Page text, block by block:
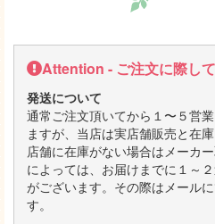
Attention - ご注文に際し
発送について
通常ご注文頂いてから１〜５営
ますが、当店は実店舗販売と在
店舗に在庫がない場合はメーカ
によっては、お届けまでに１～
がございます。その際はメール
す。